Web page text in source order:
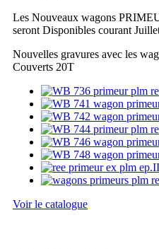
Les Nouveaux wagons
seront Disponibles courant
Nouvelles gravures avec les
Couverts 20T
Voir le catalogue